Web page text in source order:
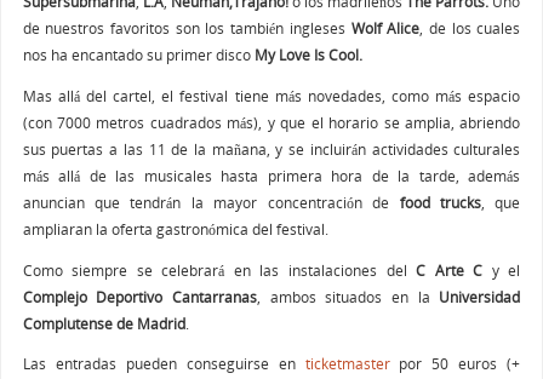
de nuestros favoritos son los también ingleses Wolf Alice, de los cuales
nos ha encantado su primer discoMy Love Is Cool.
Mas allá del cartel, el festival tiene más novedades, como más espacio
(con 7000 metros cuadrados más), y que el horario se amplia, abriendo
sus puertas a las 11 de la mañana, y se incluirán actividades culturales
más allá de las musicales hasta primera hora de la tarde, además
anuncian que tendrán la mayor concentración de food trucks , que
ampliaran la oferta gastronómica del festival.
Como siempre se celebrará en las instalaciones delC Arte C y el
Complejo Deportivo Cantarranas, ambos situados en la Universidad
Complutense de Madrid.
Las entradas pueden conseguirse en ticketmasterpor 50 euros (+